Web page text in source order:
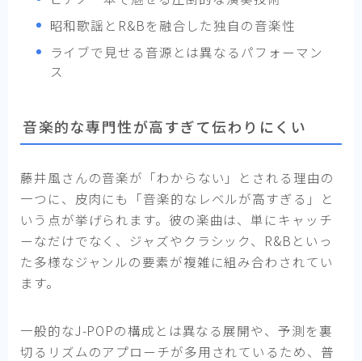
昭和歌謡とR&Bを融合した独自の音楽性
ライブで見せる音源とは異なるパフォーマン
ス
音楽的な専門性が高すぎて伝わりにくい
藤井風さんの音楽が「わからない」とされる理由の
一つに、皮肉にも「音楽的なレベルが高すぎる」と
いう点が挙げられます。彼の楽曲は、単にキャッチ
ーなだけでなく、ジャズやクラシック、R&Bといっ
た多様なジャンルの要素が複雑に組み合わされてい
ます。
一般的なJ-POPの構成とは異なる展開や、予測を裏
切るリズムのアプローチが多用されているため、普